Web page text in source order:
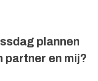
plannen
partner en mij?